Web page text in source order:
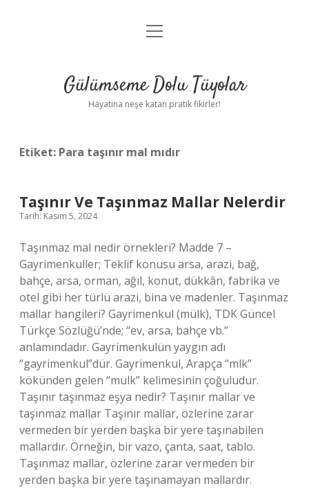
Anasayfa
Yasal Uyarı
menüyü
Gülümseme Dolu Tüyolar
Hayatına neşe katan pratik fikirler!
Etiket: Para taşınır mal mıdır
Taşınır Ve Taşınmaz Mallar Nelerdir
Tarih: Kasım 5, 2024
Taşınmaz mal nedir örnekleri? Madde 7 –
Gayrimenkuller; Teklif konusu arsa, arazi, bağ,
bahçe, arsa, orman, ağıl, konut, dükkân, fabrika ve
otel gibi her türlü arazi, bina ve madenler. Taşınmaz
mallar hangileri? Gayrimenkul (mülk), TDK Güncel
Türkçe Sözlüğü’nde; “ev, arsa, bahçe vb.”
anlamındadır. Gayrimenkulün yaygın adı
“gayrimenkul”dür. Gayrimenkul, Arapça “mlk”
kökünden gelen “mulk” kelimesinin çoğuludur.
Taşınır taşınmaz eşya nedir? Taşınır mallar ve
taşınmaz mallar Taşınır mallar, özlerine zarar
vermeden bir yerden başka bir yere taşınabilen
mallardır. Örneğin, bir vazo, çanta, saat, tablo.
Taşınmaz mallar, özlerine zarar vermeden bir
yerden başka bir yere taşınamayan mallardır.